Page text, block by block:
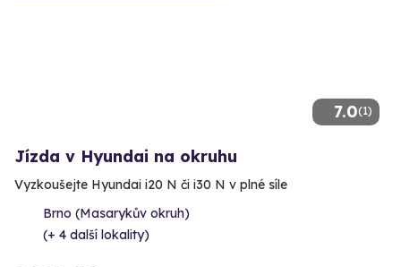
7.0(1)
Jízda v Hyundai na okruhu
Vyzkoušejte Hyundai i20 N či i30 N v plné síle
Brno (Masarykův okruh)
(+ 4 další lokality)